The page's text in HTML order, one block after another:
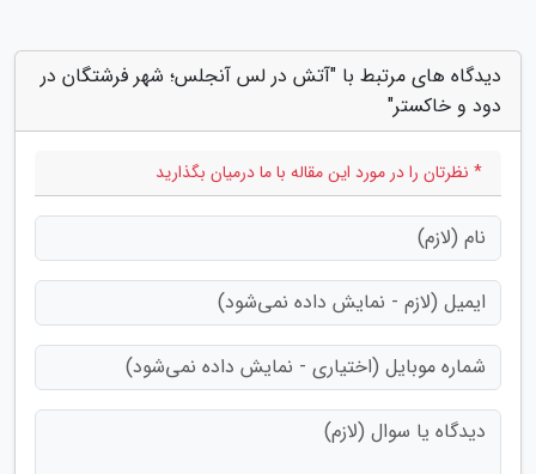
دیدگاه های مرتبط با "آتش در لس آنجلس؛ شهر فرشتگان در
دود و خاکستر"
* نظرتان را در مورد این مقاله با ما درمیان بگذارید